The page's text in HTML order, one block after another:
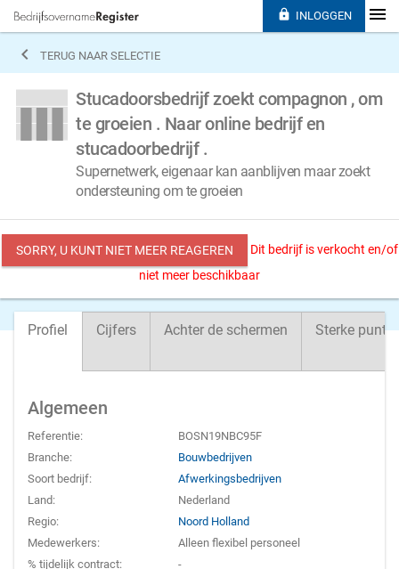
 TERUG NAAR SELECTIE
Stucadoorsbedrijf zoekt compagnon , om
te groeien . Naar online bedrijf en
stucadoorbedrijf .
Supernetwerk, eigenaar kan aanblijven maar zoekt
ondersteuning om te groeien
SORRY, U KUNT NIET MEER REAGEREN
Dit bedrijf is verkocht en/of
niet meer beschikbaar
Profiel Cijfers Achter de schermen Sterke
Algemeen
Referentie:
BOSN19NBC95F
Branche:
Bouwbedrijven
Soort bedrijf:
Afwerkingsbedrijven
Land:
Nederland
Regio:
Noord Holland
Medewerkers:
Alleen flexibel personeel
% tijdelijk contract:
-
 INLOGGEN